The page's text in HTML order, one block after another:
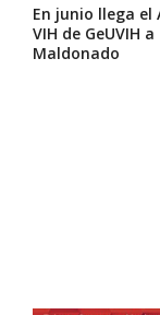
En junio llega el
VIH de GeUVIH a
Maldonado